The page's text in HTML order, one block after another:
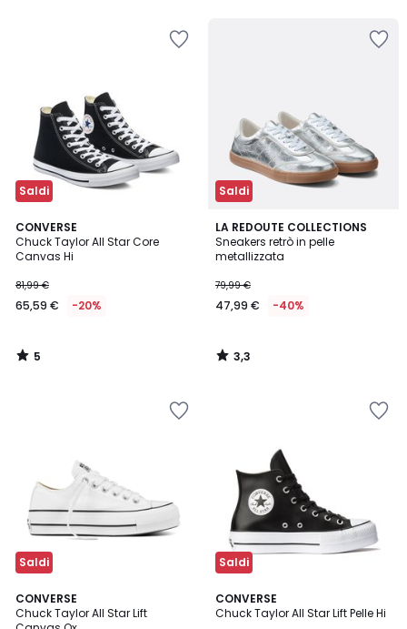
Saldi
CONVERSE
Chuck Taylor All Star Core
Canvas Hi
81,99 €
65,59 € -20%
5
/
5
5
/
Saldi
LA REDOUTE COLLECTIONS
Sneakers retrò in pelle
metallizzata
79,99 €
47,99 € -40%
3,3
/ 5
3,3
/
Saldi
CONVERSE
Chuck Taylor All Star Lift
4,6
/ 5
Saldi
CONVERSE
Chuck Taylor All Star Lift Pelle Hi
4,7
/ 5